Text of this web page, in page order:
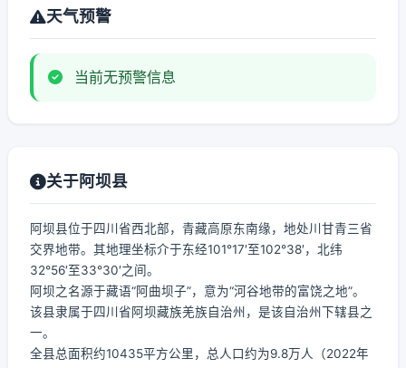
天气预警
当前无预警信息
关于阿坝县
阿坝县位于四川省西北部，青藏高原东南缘，地处川甘青三省
交界地带。其地理坐标介于东经101°17′至102°38′，北纬
32°56′至33°30′之间。
阿坝之名源于藏语“阿曲坝子”，意为“河谷地带的富饶之地”。
该县隶属于四川省阿坝藏族羌族自治州，是该自治州下辖县之
一。
全县总面积约10435平方公里，总人口约为9.8万人（2022年